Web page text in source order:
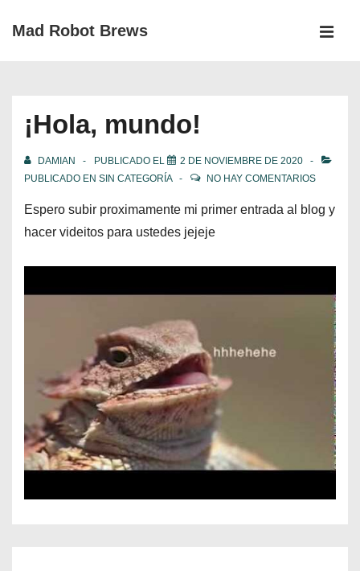
Saltar
Mad Robot Brews
¡Hola, mundo!
DAMIAN PUBLICADO EL
2 DE NOVIEMBRE DE 2020
PUBLICADO EN SIN CATEGORÍA NO HAY COMENTARIOS
Espero subir proximamente mi primer entrada al blog y
hacer videitos para ustedes jejeje